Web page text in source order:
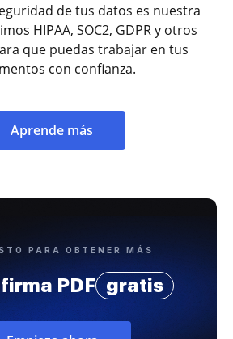
de tus datos es nuestra
HIPAA, SOC2, GDPR y otros
que puedas trabajar en tus
con confianza.
Aprende más
PARA OBTENER MÁS
PDF gratis